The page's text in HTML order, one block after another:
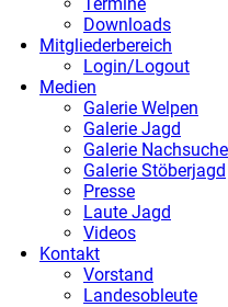
Downloads
Mitgliederbereich
Login/Logout
Medien
Galerie Welpen
Galerie Jagd
Galerie Nachsuche
Galerie Stöberjagd
Presse
Laute Jagd
Videos
Kontakt
Vorstand
Landesobleute